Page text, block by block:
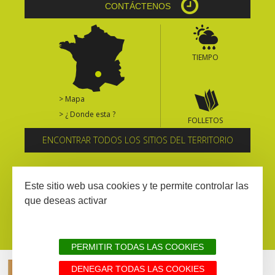
CONTÁCTENOS
> Mapa
> ¿ Donde esta ?
TIEMPO
FOLLETOS
ENCONTRAR TODOS LOS SITIOS DEL TERRITORIO
Suscríbase al boletín informativo
Este sitio web usa cookies y te permite controlar las
que deseas activar
PERMITIR TODAS LAS COOKIES
DENEGAR TODAS LAS COOKIES